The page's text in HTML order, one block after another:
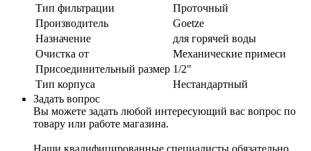
Тип фильтрации
Проточный
Производитель
Goetze
Назначение
для горячей воды
Очистка от
Механические примеси
Присоединительный размер 1/2"
Тип корпуса
Нестандартный
Задать вопрос
Вы можете задать любой интересующий вас вопрос по
товару или работе магазина.
Наши квалифицированные специалисты обязательно